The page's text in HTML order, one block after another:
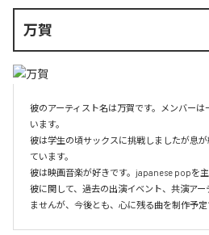
万賀
彼のアーティスト名は万賀です。メンバー
います。
彼は学生の頃サックスに挑戦しましたが息
ています。
彼は映画音楽が好きです。japanese popを主
彼に関して、過去の出演イベント、共演ア
ませんが、今後とも、心に残る曲を制作予定